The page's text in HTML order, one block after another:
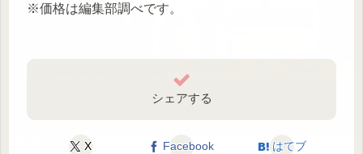
※価格は編集部調べです。
シェアする
X Facebook はてブ